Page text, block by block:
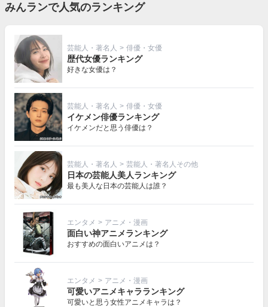
みんランで人気のランキング
芸能人・著名人 > 俳優・女優
歴代女優ランキング
好きな女優は？
芸能人・著名人 > 俳優・女優
イケメン俳優ランキング
イケメンだと思う俳優は？
芸能人・著名人 > 芸能人・著名人その他
日本の芸能人美人ランキング
最も美人な日本の芸能人は誰？
エンタメ > アニメ・漫画
面白い神アニメランキング
おすすめの面白いアニメは？
エンタメ > アニメ・漫画
可愛いアニメキャラランキング
可愛いと思う女性アニメキャラは？